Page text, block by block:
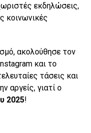
εκδηλώσεις,
κοινωνικές
ακολούθησε τον
και το
τάσεις και
αργείς, γιατί ο
2025!